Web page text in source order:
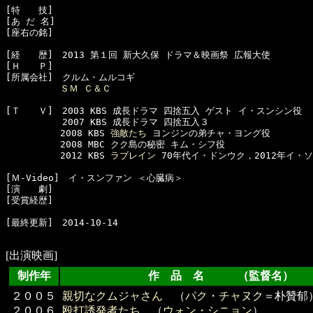
[特　　技]
[あ だ 名]
[座右の銘]
[経　　歴]　2013 第１回 新大久保 ドラマ＆映画祭 広報大使
[Ｈ　　Ｐ]
[所属会社]　クルム・ムルコギ
ＳＭ Ｃ＆Ｃ
[Ｔ　　Ｖ]　2003 KBS 成長ドラマ 四捨五入 ゲスト イ・スンシン役
  　　　　　2007 KBS 成長ドラマ 四捨五入３
2008 KBS 強敵たち ヨンジンの弟チャ・ヨング役
2008 MBC クク島の秘密 キム・シフ役
2012 KBS ラブレイン 70年代イ・ドンウク，2012年イ・
[Ｍ-Video]　イ・スンファン ＜心臓病＞
[演　　劇]
[受賞経歴]
[最終更新]　2014-10-14
[出演映画]
制作年
作 品 名 （監督名）
２００５
２００６
親切なクムジャさん （パク・チャヌク ＝朴贊郁）
殴打誘発者たち
（ ウォン・シニョン）